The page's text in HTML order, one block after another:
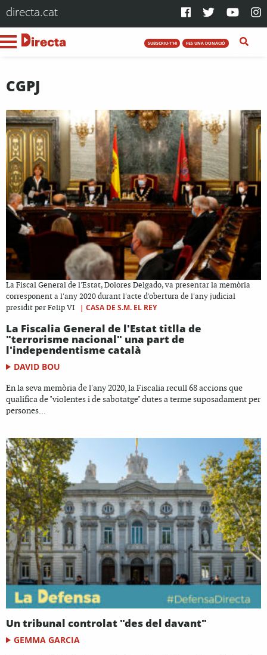
directa.cat
SUBSCRIU-T'HI FES UNA DONACIÓ
CGPJ
La Fiscal General de l'Estat, Dolores Delgado, va presentar la memòria
corresponent a l'any 2020 durant l'acte d'obertura de l'any judicial
presidit per Felip VI
| CASA DE S.M. EL REY
La Fiscalia General de l'Estat titlla de
"terrorisme nacional" una part de
l'independentisme català
DAVID BOU
En la seva memòria de l'any 2020, la Fiscalia recull 68 accions que
qualifica de "violentes i de sabotatge" dutes a terme suposadament per
persones...
Un tribunal controlat "des del davant"
GEMMA GARCIA